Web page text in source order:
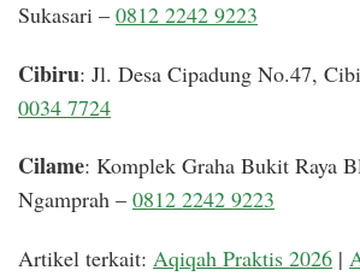
Sukasari – 0812 2242 9223
Cibiru: Jl. Desa Cipadung No.47,
0034 7724
Cilame: Komplek Graha Bukit Raya
Ngamprah – 0812 2242 9223
Artikel terkait: Aqiqah Praktis 2026 |